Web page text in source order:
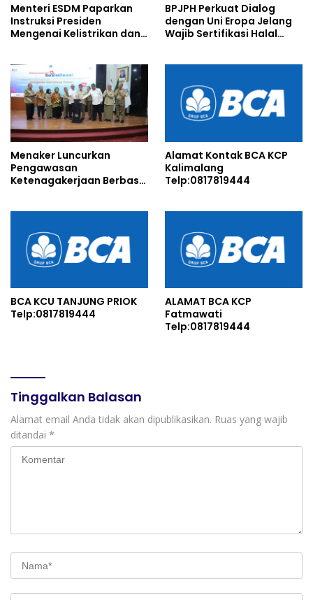
Menteri ESDM Paparkan
Instruksi Presiden
Mengenai Kelistrikan dan
BPJPH Perkuat Dialog
dengan Uni Eropa Jelang
Wajib Sertifikasi Halal
Menaker Luncurkan
Pengawasan
Ketenagakerjaan Berbasis
Alamat Kontak BCA KCP
Kalimalang
Telp:0817819444
BCA KCU TANJUNG PRIOK
Telp:0817819444
ALAMAT BCA KCP
Fatmawati
Telp:0817819444
Tinggalkan Balasan
Alamat email Anda tidak akan dipublikasikan. Ruas yang wajib
ditandai *